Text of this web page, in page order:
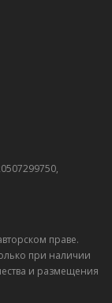
праве.
при наличии
и размещения